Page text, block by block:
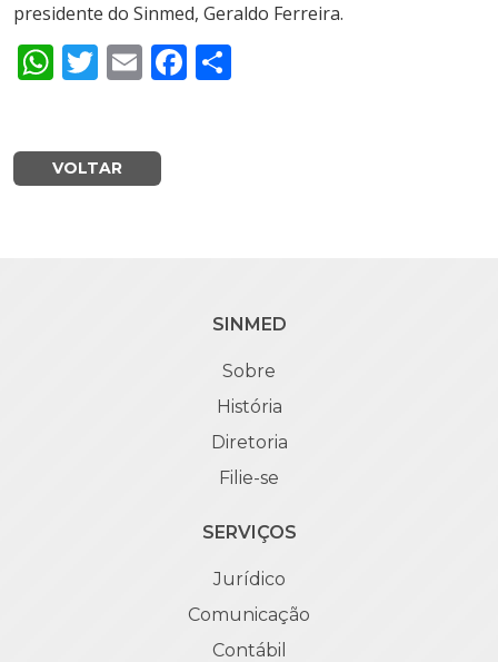
presidente do Sinmed, Geraldo Ferreira.
WhatsApp
Twitter
EmailFacebook
VOLTAR
SINMED
Sobre
História
Diretoria
Filie-se
SERVIÇOS
Jurídico
Comunicação
Contábil